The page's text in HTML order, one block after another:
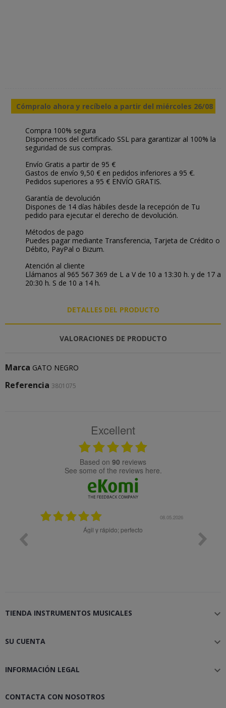
Cómpralo ahora y recíbelo a partir del miércoles 26/08
Compra 100% segura
Disponemos del certificado SSL para garantizar al 100% la
seguridad de sus compras.
Envío Gratis a partir de 95 €
Gastos de envío 9,50 € en pedidos inferiores a 95 €.
Pedidos superiores a 95 € ENVÍO GRATIS.
Garantía de devolución
Dispones de 14 días hábiles desde la recepción de Tu
pedido para ejecutar el derecho de devolución.
Métodos de pago
Puedes pagar mediante Transferencia, Tarjeta de Crédito o
Débito, PayPal o Bizum.
Atención al cliente
Llámanos al 965 567 369 de L a V de 10 a 13:30 h. y de 17 a
20:30 h. S de 10 a 14 h.
DETALLES DEL PRODUCTO
VALORACIONES DE PRODUCTO
Marca GATO NEGRO
Referencia 3801075
Excellent
based on 90 reviews
see some of the reviews here.
08.04.2026
Muy bien
TIENDA INSTRUMENTOS MUSICALES 
SU CUENTA 
INFORMACIÓN LEGAL 
CONTACTA CON NOSOTROS